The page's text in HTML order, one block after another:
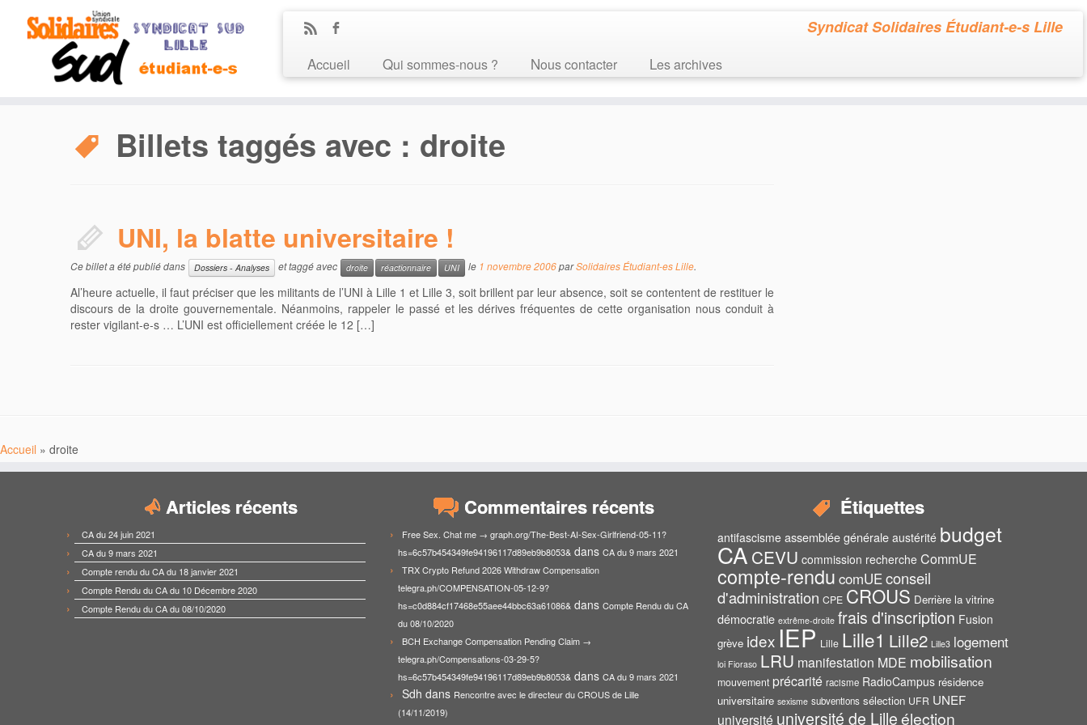
Syndicat Solidaires Étudiant-e-s Lille
Accueil Qui sommes-nous ? Nous contacter Les archives
Billets taggés avec : droite
UNI, la blatte universitaire !
Ce billet a été publié dans Dossiers - Analyses et taggé avec droite réactionnaire UNI le 1 novembre 2006parSolidaires Étudiant-es Lille.
Al’heure actuelle, il faut préciser que les militants de l’UNI à Lille 1 et Lille 3, soit brillent par leur absence, soit se contentent de restituer le
discours de la droite gouvernementale. Néanmoins, rappeler le passé et les dérives fréquentes de cette organisation nous conduit à
rester vigilant-e-s … L’UNI est officiellement créée le 12 […]
Accueil » droite
Articles récents
CA du 24 juin 2021
CA du 9 mars 2021
Compte rendu du CA du 18 janvier 2021
Compte Rendu du CA du 10 Décembre 2020
Compte Rendu du CA du 08/10/2020
Commentaires récents
Free Sex. Chat me → graph.org/The-Best-AI-Sex-Girlfriend-05-11?
hs=6c57b454349fe94196117d89eb9b8053& dans CA du 9 mars 2021
TRX Crypto Refund 2026 Withdraw Compensation
telegra.ph/COMPENSATION-05-12-9?
hs=c0d884cf17468e55aee44bbc63a61086& dans Compte Rendu du CA
du 08/10/2020
BCH Exchange Compensation Pending Claim →
telegra.ph/Compensations-03-29-5?
hs=6c57b454349fe94196117d89eb9b8053& dans CA du 9 mars 2021
Sdh dans Rencontre avec le directeur du CROUS de Lille
(14/11/2019)
Étiquettes
antifascisme assemblée générale austérité budget
CA CEVU commission recherche CommUE
compte-rendu comUEconseil
d'administration CPE CROUS Derrière la vitrine
démocratie extrême-droite frais d'inscription Fusion
grève idex IEP Lille Lille1 Lille2 Lille3 logement
loi Fioraso LRU manifestation MDE mobilisation
mouvement précarité racisme RadioCampus résidence
universitaire sexisme subventions sélection UFR UNEF
université université de Lilleélection